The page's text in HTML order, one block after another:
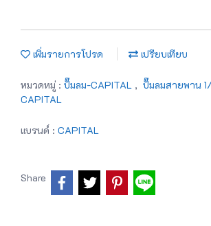
เพิ่มรายการโปรด เปรียบเทียบ
หมวดหมู่ : ปั๊มลม-CAPITAL , ปั๊มลมสายพาน
CAPITAL
แบรนด์ : CAPITAL
Share